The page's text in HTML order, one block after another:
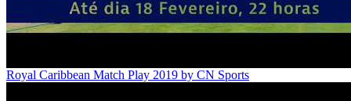
Royal Caribbean Match Play 2019 by CN Sports